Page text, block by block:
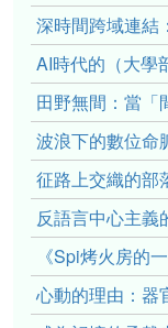
深時間跨域連結
AI時代的（大學
田野無間：當「
波浪下的數位命
征路上交織的部
反語言中心主義
《Spi烤火房的
心動的理由：器